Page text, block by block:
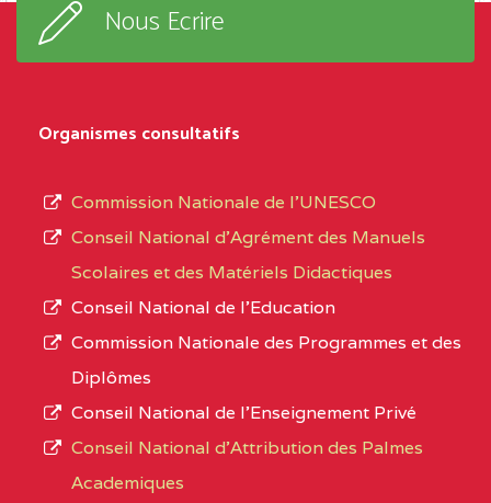
Nous Ecrire
Organismes consultatifs
Commission Nationale de l’UNESCO
Conseil National d’Agrément des Manuels
Scolaires et des Matériels Didactiques
Conseil National de l’Education
Commission Nationale des Programmes et des
Diplômes
Conseil National de l’Enseignement Privé
Conseil National d'Attribution des Palmes
Academiques